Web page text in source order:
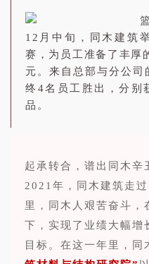
12月中旬，同木建筑
赛，为员工准备了丰厚
元。来自总部与分公
终4名员工胜出，分别
品。
起承转合，谱出同木辛
2021年，同木建筑走
里，同木人艰苦奋斗，
下，实现了业绩大幅增
目标。在这一年里，同